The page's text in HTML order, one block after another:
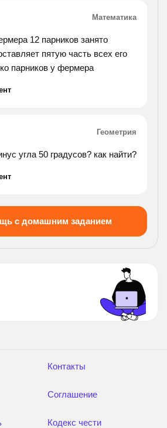
Математика
12 парников занято
пятую часть всех его
парников у фермера
Геометрия
угла 50 градусов? как найти?
с домашним заданием
Контакты
Соглашение
Кодекс чести